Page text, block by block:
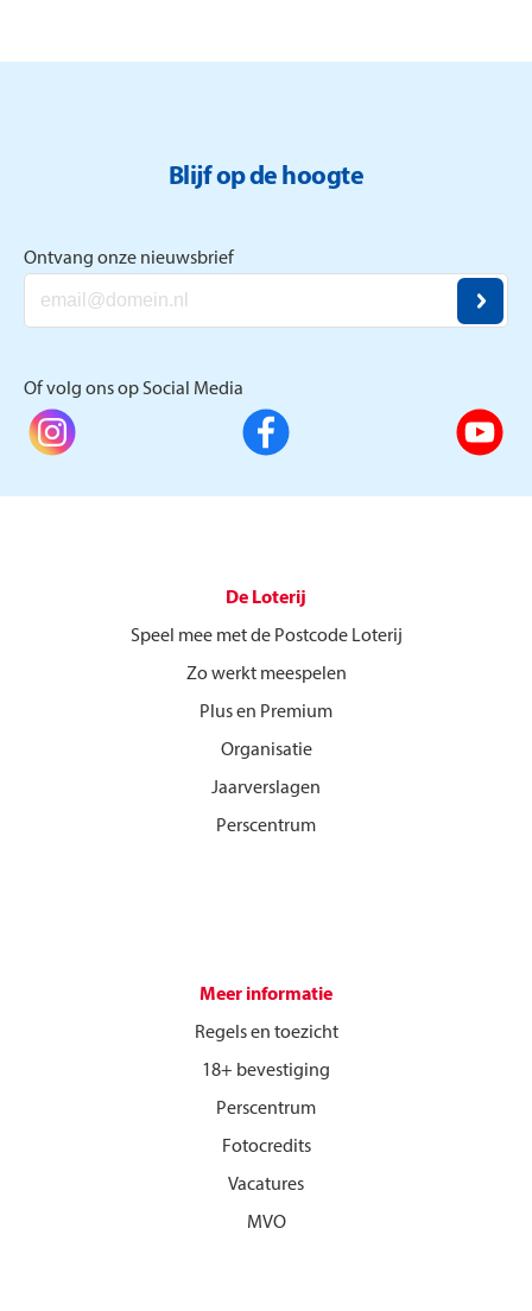
Blijf op de hoogte
Ontvang onze nieuwsbrief
Of volg ons op Social Media
De Loterij
Speel mee met de Postcode Loterij
Zo werkt meespelen
Plus en Premium
Organisatie
Jaarverslagen
Perscentrum
Meer informatie
Regels en toezicht
18+ bevestiging
Perscentrum
Fotocredits
Vacatures
MVO